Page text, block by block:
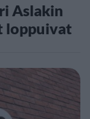
Aslakin
loppuivat